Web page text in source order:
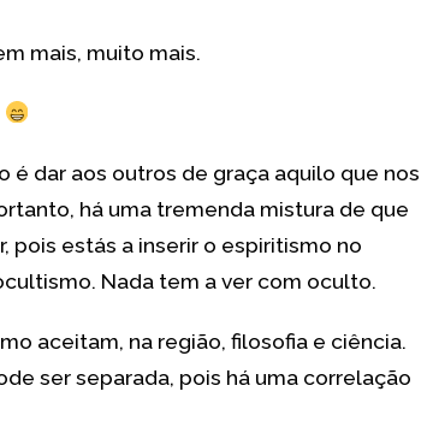
mais, muito mais.
é dar aos outros de graça aquilo que nos
há uma tremenda mistura de que
pois estás a inserir o espiritismo no
Nada tem a ver com oculto.
aceitam, na região, filosofia e ciência.
ser separada, pois há uma correlação